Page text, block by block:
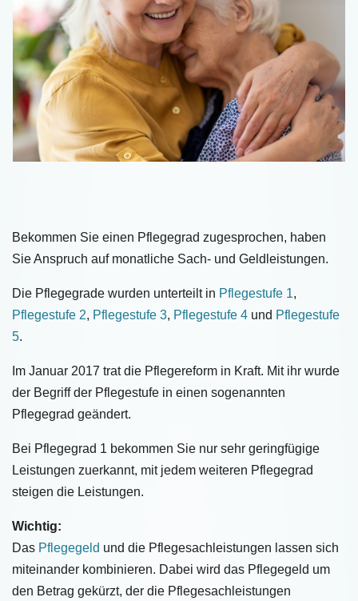
Bekommen Sie einen Pflegegrad zugesprochen, haben
Sie Anspruch auf monatliche Sach- und Geldleistungen.
Die Pflegegrade wurden unterteilt in Pflegestufe 1,
Pflegestufe 2, Pflegestufe 3, Pflegestufe 4 und Pflegestufe
5.
Im Januar 2017 trat die Pflegereform in Kraft. Mit ihr wurde
der Begriff der Pflegestufe in einen sogenannten
Pflegegrad geändert.
Bei Pflegegrad 1 bekommen Sie nur sehr geringfügige
Leistungen zuerkannt, mit jedem weiteren Pflegegrad
steigen die Leistungen.
Wichtig:
Das Pflegegeld und die Pflegesachleistungen lassen sich
miteinander kombinieren. Dabei wird das Pflegegeld um
den Betrag gekürzt, der die Pflegesachleistungen